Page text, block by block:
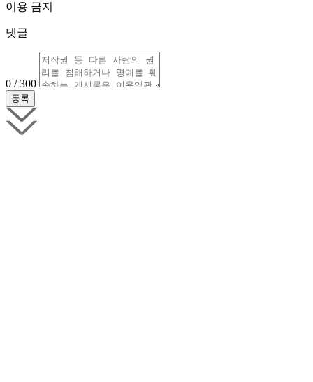
이용 금지
댓글
0 / 300